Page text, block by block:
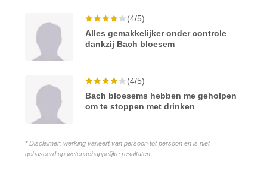
(4/5)
Alles gemakkelijker onder controle
dankzij Bach bloesem
(4/5)
Bach bloesems hebben me geholpen
om te stoppen met drinken
* Disclaimer: werking varieert van persoon tot persoon en is niet
gebaseerd op wetenschappelijke resultaten.